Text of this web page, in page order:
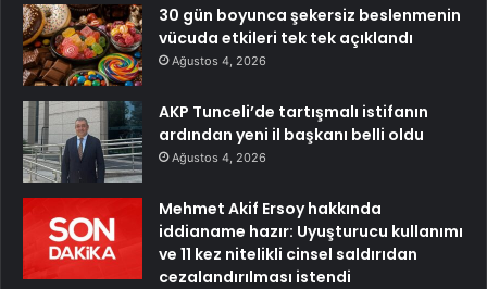
30 gün boyunca şekersiz beslenmenin
vücuda etkileri tek tek açıklandı
Ağustos 4, 2026
AKP Tunceli’de tartışmalı istifanın
ardından yeni il başkanı belli oldu
Ağustos 4, 2026
Mehmet Akif Ersoy hakkında
iddianame hazır: Uyuşturucu kullanımı
ve 11 kez nitelikli cinsel saldırıdan
cezalandırılması istendi